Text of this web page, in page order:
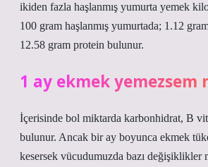
ikiden fazla haşlanmış yumurta yemek
100 gram haşlanmış yumurtada; 1.12
12.58 gram protein bulunur.
1 ay ekmek yemezsem
İçerisinde bol miktarda karbonhidrat, B
bulunur. Ancak bir ay boyunca ekmek
kesersek vücudumuzda bazı değişiklikler